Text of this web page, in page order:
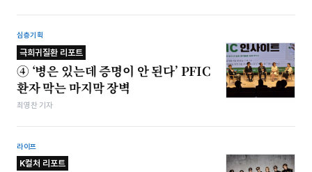
심층기획
극희귀질환 리포트
④ ‘병은 있는데 증명이 안 된다’ PFIC
환자 막는 마지막 장벽
최영찬 기자
라이프
K컬처 리포트